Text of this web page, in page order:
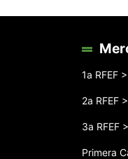
1a RFEF
2a RFEF
3a RFEF
Primera